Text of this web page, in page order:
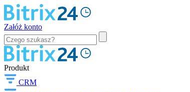
Załóż konto
Produkt
CRM